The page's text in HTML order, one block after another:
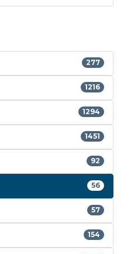
277
1216
1294
1451
92
56
57
154